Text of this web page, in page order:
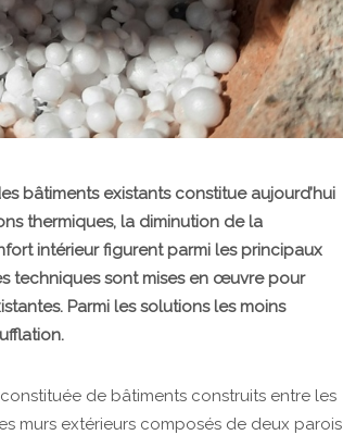
bâtiments existants constitue aujourd’hui
thermiques, la diminution de la
intérieur figurent parmi les principaux
techniques sont mises en œuvre pour
Parmi les solutions les moins
de bâtiments construits entre les
murs extérieurs composés de deux parois